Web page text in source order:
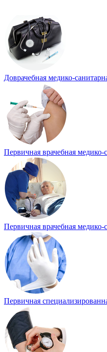
Доврачебная медико-
Первичная врачебная
Первичная врачебная
Первичная